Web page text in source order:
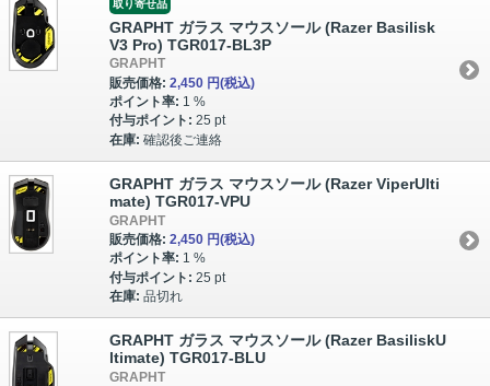
取り寄せ品
GRAPHT ガラス マウスソール (Razer Basilisk
V3 Pro) TGR017-BL3P
GRAPHT
販売価格: 2,450 円(税込)
ポイント率: 1 %
付与ポイント: 25 pt
在庫: 確認後ご連絡
GRAPHT ガラス マウスソール (Razer ViperUlti
mate) TGR017-VPU
GRAPHT
販売価格: 2,450 円(税込)
ポイント率: 1 %
付与ポイント: 25 pt
在庫: 品切れ
GRAPHT ガラス マウスソール (Razer BasiliskU
ltimate) TGR017-BLU
GRAPHT